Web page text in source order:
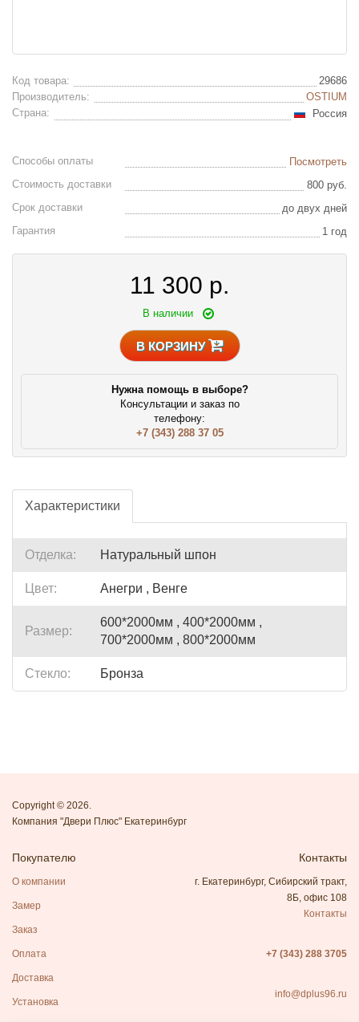
Код товара:
29686
Производитель:
OSTIUM
Страна:
Россия
Способы оплаты
Посмотреть
Стоимость доставки
800 руб.
Срок доставки
до двух дней
Гарантия
1 год
11 300 р.
В наличии
В КОРЗИНУ
Нужна помощь в выборе?
Консультации и заказ по
телефону:
+7 (343) 288 37 05
Характеристики
Отделка: Натуральный шпон
Цвет: Анегри , Венге
Размер:
600*2000мм , 400*2000мм ,
700*2000мм , 800*2000мм
Стекло: Бронза
Copyright © 2026.
Компания "Двери Плюс" Екатеринбург
Покупателю
О компании
Замер
Заказ
Оплата
Доставка
Установка
Контакты
г. Екатеринбург, Сибирский тракт,
8Б, офис 108
Контакты
+7 (343) 288 3705
info@dplus96.ru